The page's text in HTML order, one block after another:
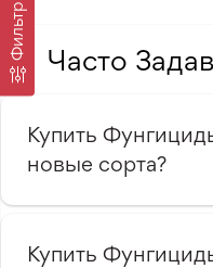
Фильтр Часто
Купить
новые сорта?
Купить